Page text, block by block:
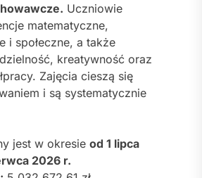
Uczniowie
matematyczne,
i społeczne, a także
kreatywność oraz
Zajęcia cieszą się
i są systematycznie
jest w okresie od 1 lipca
2026 r.